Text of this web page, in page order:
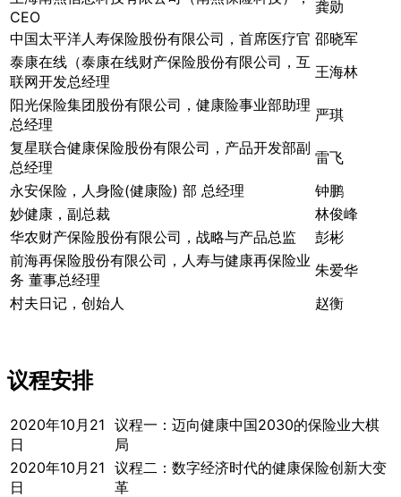
CEO
龚勋
中国太平洋人寿保险股份有限公司，首席医疗官 邵晓军
泰康在线（泰康在线财产保险股份有限公司，互
联网开发总经理
王海林
阳光保险集团股份有限公司，健康险事业部助理
总经理
严琪
复星联合健康保险股份有限公司，产品开发部副
总经理
雷飞
永安保险，人身险(健康险) 部 总经理
钟鹏
妙健康，副总裁
林俊峰
华农财产保险股份有限公司，战略与产品总监
彭彬
前海再保险股份有限公司，人寿与健康再保险业
务 董事总经理
朱爱华
村夫日记，创始人
赵衡
议程安排
2020年10月21
日
议程一：迈向健康中国2030的保险业大棋
局
2020年10月21
日
议程二：数字经济时代的健康保险创新大变
革